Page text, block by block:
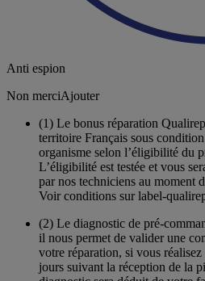
Anti espion
Non merciAjouter
(1) Le bonus réparation
territoire Français sous
organisme selon l’éligibilité du
L’éligibilité est testée et vous
par nos techniciens au moment
Voir conditions sur label-
(2) Le diagnostic de pré-
il nous permet de valider une
votre réparation, si vous
jours suivant la réception de la